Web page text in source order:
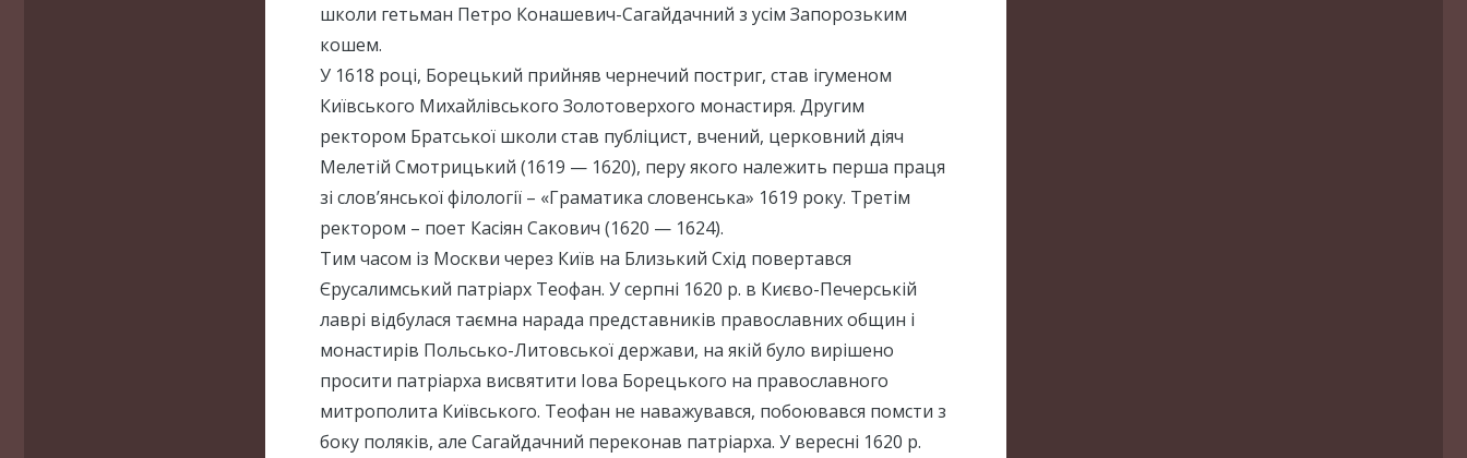
школи гетьман Петро Конашевич-Сагайдачний з усім Запорозьким
кошем.
У 1618 році, Борецький прийняв чернечий постриг, став ігуменом
Київського Михайлівського Золотоверхого монастиря. Другим
ректором Братської школи став публіцист, вчений, церковний діяч
Мелетій Смотрицький (1619 — 1620), перу якого належить перша праця
зі слов’янської філології – «Граматика словенська» 1619 року. Третім
ректором – поет Касіян Сакович (1620 — 1624).
Тим часом із Москви через Київ на Близький Схід повертався
Єрусалимський патріарх Теофан. У серпні 1620 р. в Києво-Печерській
лаврі відбулася таємна нарада представників православних общин і
монастирів Польсько-Литовської держави, на якій було вирішено
просити патріарха висвятити Іова Борецького на православного
митрополита Київського. Теофан не наважувався, побоювався помсти з
боку поляків, але Сагайдачний переконав патріарха. У вересні 1620 р.